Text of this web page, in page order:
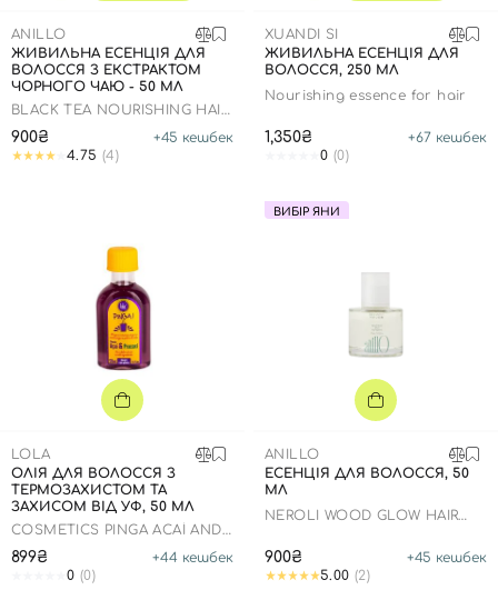
Креми для тіла з SPF
Мініатюри
Карбоксітерапія
Бʼюті гаджети
Автозасмага
Шия і декольте
Спеціальний догляд
Для дітей
Для чоловіків
Дезодоранти
Засоби для інтимної гігієни
Автозасмага для тіла
ANILLO
ЖИВИЛЬНА ЕСЕНЦІЯ ДЛЯ
ВОЛОССЯ З ЕКСТРАКТОМ
ЧОРНОГО ЧАЮ - 50 МЛ
BLACK TEA NOURISHING HAIR
900₴ +45 кешбек
4.75 (4)
XUANDI SI
ЖИВИЛЬНА ЕСЕНЦІЯ ДЛЯ
ВОЛОССЯ, 250 МЛ
Nourishing essence for hair
1,350₴ +67 кешбек
0 (0)
LOLA
ОЛІЯ ДЛЯ ВОЛОССЯ З
ТЕРМОЗАХИСТОМ ТА
ЗАХИСОМ ВІД УФ, 50 МЛ
COSMETICS PINGA ACAÍ AND
899₴ +44 кешбек
0 (0)
ВИБІР ЯНИ
ANILLO
ЕСЕНЦІЯ ДЛЯ ВОЛОССЯ, 50
МЛ
NEROLI WOOD GLOW HAIR
900₴ +45 кешбек
5.00 (2)